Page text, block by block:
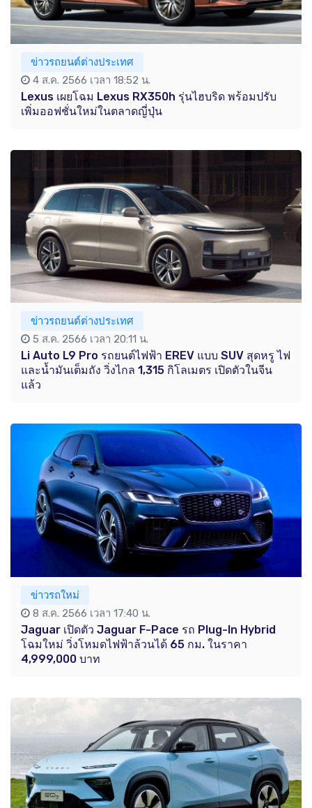
ข่าวรถยนต์ต่างประเทศ
4 ส.ค. 2566 เวลา 18:52 น.
Lexus เผยโฉม Lexus RX350h รุ่นไฮบริด พร้อมปรับ
เพิ่มออฟชั่นใหม่ในตลาดญี่ปุ่น
ข่าวรถยนต์ต่างประเทศ
5 ส.ค. 2566 เวลา 20:11 น.
Li Auto L9 Pro รถยนต์ไฟฟ้า EREV แบบ SUV สุดหรู ไฟ
และน้ำมันเต็มถัง วิ่งไกล 1,315 กิโลเมตร เปิดตัวในจีน
แล้ว
ข่าวรถใหม่
8 ส.ค. 2566 เวลา 17:40 น.
Jaguar เปิดตัว Jaguar F-Pace รถ Plug-In Hybrid
โฉมใหม่ วิ่งโหมดไฟฟ้าล้วนได้ 65 กม. ในราคา
4,999,000 บาท